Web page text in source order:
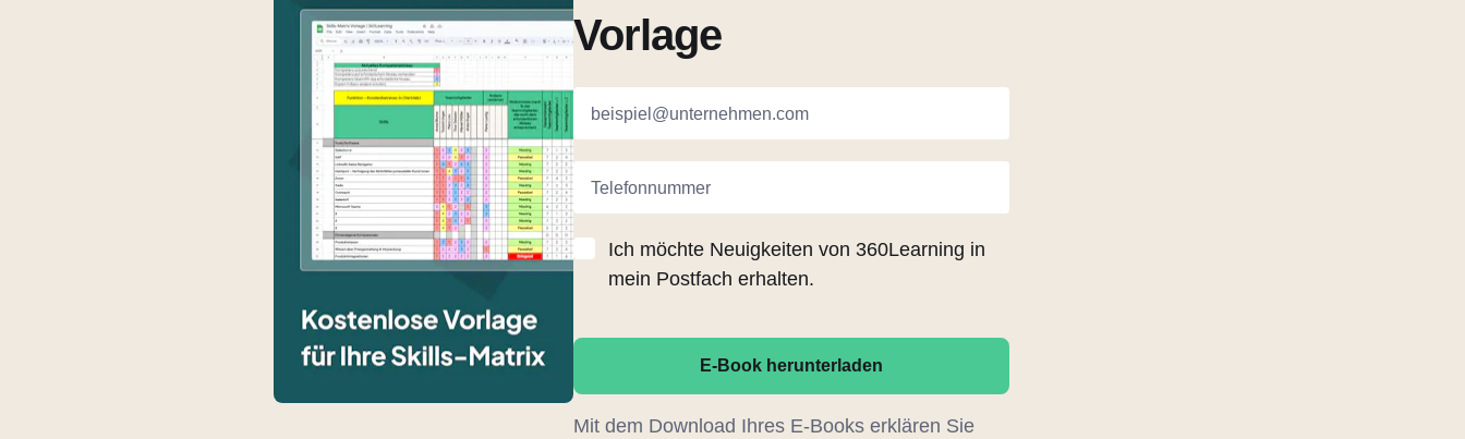
Vorlage
beispiel@unternehmen.com
Telefonnummer
Ich möchte Neuigkeiten von 360Learning in
mein Postfach erhalten.
E-Book herunterladen
Mit dem Download Ihres E-Books erklären Sie